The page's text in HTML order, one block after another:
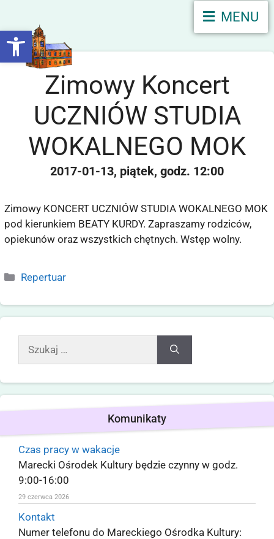
Otwórz pasek narzędzi
MENU
Zimowy Koncert
UCZNIÓW STUDIA
WOKALNEGO MOK
2017-01-13 piątek 12:00
Zimowy KONCERT UCZNIÓW STUDIA WOKALNEGO MOK
pod kierunkiem BEATY KURDY. Zapraszamy rodziców,
opiekunów oraz wszystkich chętnych. Wstęp wolny.
Repertuar
Komunikaty
Czas pracy w wakacje
Marecki Ośrodek Kultury będzie czynny w godz.
9:00-16:00
29 czerwca 2026
Kontakt
Numer telefonu do Mareckiego Ośrodka Kultury: